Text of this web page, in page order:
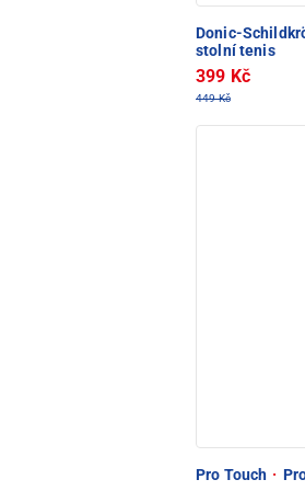
Donic-
stolní tenis
399 Kč
449 Kč
Pro Touch ·